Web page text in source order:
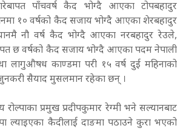
पाँचवर्ष कैद भोग्दै आएका टोपबहादुर
१० वर्षको कैद सजाय भोग्दै आएका शेरबहादुर
नौ वर्ष कैद भोग्दै आएका नरबहादुर रेउले,
छ वर्षको कैद सजाय भोग्दै आएका पदम नेपाली
लागुऔषध काण्डमा परी १५ वर्ष दुई महिनाको
सैयाद मुसलमान रहेका छन् ।
रोल्पाका प्रमुख प्रदीपकुमार रेग्मी भने सल्यानबाट
ल्याइएका कैदीलाई दाङमा पठाउने कुरा भएको